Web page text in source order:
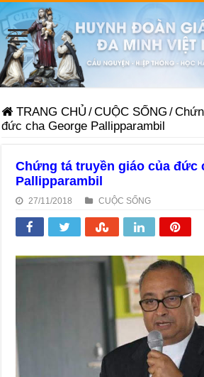
TRANG CHỦ /CUỘC SỐNG /
đức cha George Pallipparambil
Chứng tá truyền giáo của đức
Pallipparambil
27/11/2018 CUỘC SỐNG